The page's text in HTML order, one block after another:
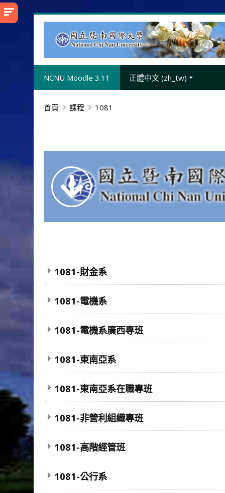
跳
NCNU Moodle 3.11 正體中文 ‎(zh_tw)‎
首頁 課程 1081
1081-財金系
1081-電機系
1081-電機系廣西專班
1081-東南亞系
1081-東南亞系在職專班
1081-非營利組織專班
1081-高階經管班
1081-公行系